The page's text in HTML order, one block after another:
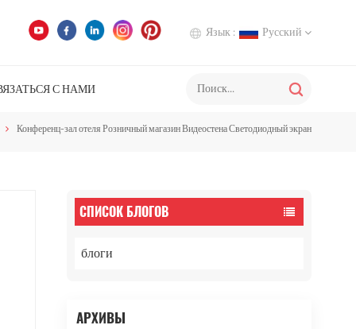
Язык : Русский
Deutsch
С НАМИ
Конференц-зал отеля Розничный магазин Видеостена Светодиодный экран
СПИСОК БЛОГОВ
блоги
АРХИВЫ